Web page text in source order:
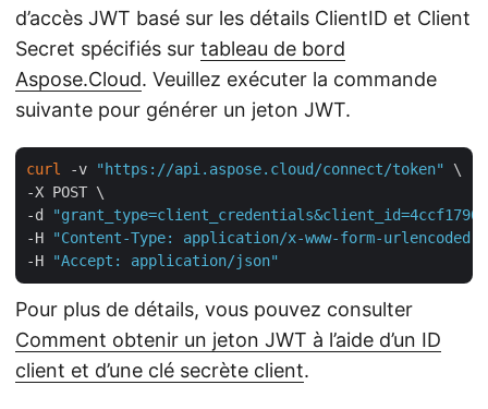
d’accès JWT basé sur les détails ClientID et Client
Secret spécifiés sur tableau de bord
Aspose.Cloud. Veuillez exécuter la commande
suivante pour générer un jeton JWT.
curl -v "https://api.aspose.cloud/connect/token"
\
-X POST \
-d
"grant_type=client_credentials&client_id=4ccf1790-
-H
"Content-Type: application/x-www-form-urlencoded"
-H
"Accept: application/json"
Pour plus de détails, vous pouvez consulter
Comment obtenir un jeton JWT à l’aide d’un ID
client et d’une clé secrète client.